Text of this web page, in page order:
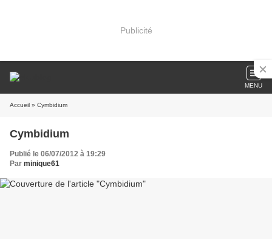
Publicité
MENU
Accueil » Cymbidium
Cymbidium
Publié le 06/07/2012 à 19:29
Par minique61